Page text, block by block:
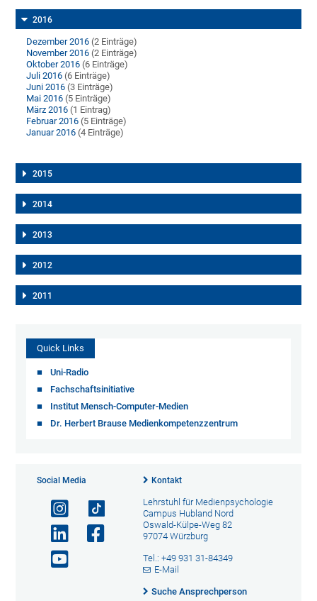
2016
Dezember 2016 (2 Einträge)
November 2016 (2 Einträge)
Oktober 2016 (6 Einträge)
Juli 2016 (6 Einträge)
Juni 2016 (3 Einträge)
Mai 2016 (5 Einträge)
März 2016 (1 Eintrag)
Februar 2016 (5 Einträge)
Januar 2016 (4 Einträge)
2015
2014
2013
2012
2011
Quick Links
Uni-Radio
Fachschaftsinitiative
Institut Mensch-Computer-Medien
Dr. Herbert Brause Medienkompetenzzentrum
Social Media Kontakt
Lehrstuhl für Medienpsychologie
Campus Hubland Nord
Oswald-Külpe-Weg 82
97074 Würzburg
Tel.: +49 931 31-84349
E-Mail
Suche Ansprechperson